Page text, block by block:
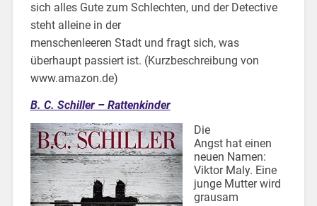
sich alles Gute zum Schlechten, und der Detective
steht alleine in der
menschenleeren Stadt und fragt sich, was
überhaupt passiert ist. (Kurzbeschreibung von
www.amazon.de)
B. C. Schiller – Rattenkinder
Die
Angst hat einen
neuen Namen:
Viktor Maly. Eine
junge Mutter wird
grausam